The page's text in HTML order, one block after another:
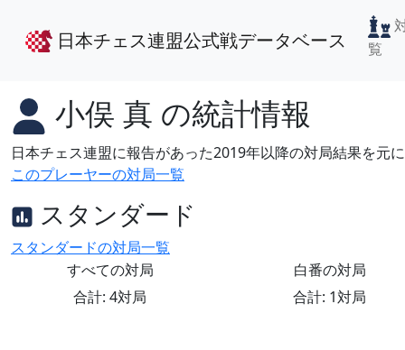
日本チェス連盟公式戦データベース
覧
小俣 真 の統計情報
日本チェス連盟に報告があった2019年以降の対局結果を元
このプレーヤーの対局一覧
スタンダード
スタンダードの対局一覧
すべての対局
合計: 4対局
白番の対局
合計: 1対局